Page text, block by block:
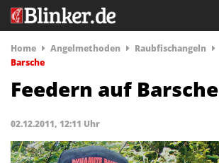
Home Angelmethoden Raubfischangeln
Barsche
Feedern auf Barsche
02.12.2011, 12:11 Uhr